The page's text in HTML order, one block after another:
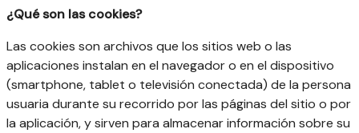
¿Qué son las cookies?
Las cookies son archivos que los sitios web o las
aplicaciones instalan en el navegador o en el dispositivo
(smartphone, tablet o televisión conectada) de la persona
usuaria durante su recorrido por las páginas del sitio o por
la aplicación, y sirven para almacenar información sobre su